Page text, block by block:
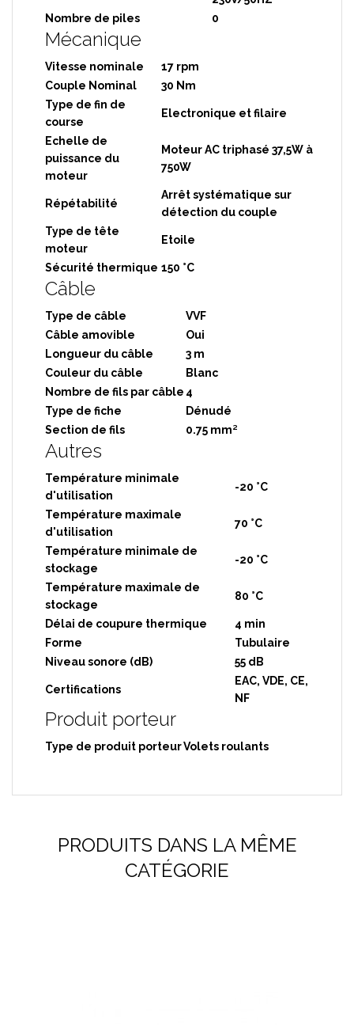
Nombre de piles
0
Mécanique
Vitesse nominale
17 rpm
Couple Nominal
30 Nm
Type de fin de
course
Electronique et filaire
Echelle de
puissance du
moteur
Moteur AC triphasé 37,5W à
750W
Répétabilité
Arrêt systématique sur
détection du couple
Type de tête
moteur
Etoile
Sécurité thermique 150 °C
Câble
Type de câble
VVF
Câble amovible
Oui
Longueur du câble
3 m
Couleur du câble
Blanc
Nombre de fils par câble 4
Type de fiche
Dénudé
Section de fils
0.75 mm²
Autres
Température minimale
d'utilisation
-20 °C
Température maximale
d'utilisation
70 °C
Température minimale de
stockage
-20 °C
Température maximale de
stockage
80 °C
Délai de coupure thermique
4 min
Forme
Tubulaire
Niveau sonore (dB)
55 dB
Certifications
EAC, VDE, CE,
NF
Produit porteur
Type de produit porteurVolets roulants
PRODUITS DANS LA MÊME
CATÉGORIE